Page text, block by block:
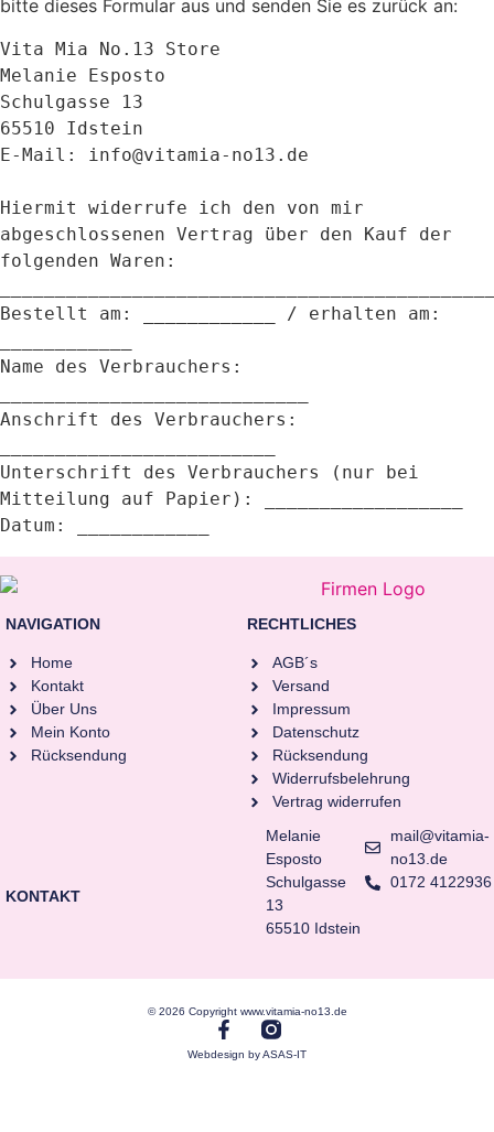
bitte dieses Formular aus und senden Sie es zurück an:
Vita Mia No.13 Store
Melanie Esposto
Schulgasse 13
65510 Idstein
E-Mail: info@vitamia-no13.de
Hiermit widerrufe ich den von mir
abgeschlossenen Vertrag über den Kauf der
folgenden Waren:
Bestellt am: ____________ / erhalten am:
Name des Verbrauchers:
Anschrift des Verbrauchers:
Unterschrift des Verbrauchers (nur bei
Mitteilung auf Papier): __________________
NAVIGATION
Home
Kontakt
Über Uns
Mein Konto
Rücksendung
RECHTLICHES
AGB´s
Versand
Impressum
Datenschutz
Rücksendung
Widerrufsbelehrung
Vertrag widerrufen
KONTAKT
Melanie
Esposto
Schulgasse
13
65510 Idstein
mail@vitamia-
no13.de
0172 4122936
© 2026 Copyright www.vitamia-no13.de
Webdesign by ASAS-IT